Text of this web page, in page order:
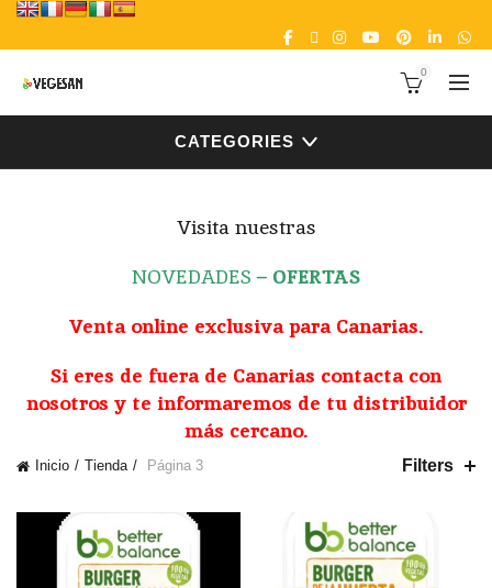
0
CATEGORIES
Visita nuestras
NOVEDADES – OFERTAS
Venta online exclusiva para Canarias.
Si eres de fuera de Canarias contacta con
nosotros y te informaremos de tu distribuidor
más cercano.
Inicio Tienda Página 3 Filters